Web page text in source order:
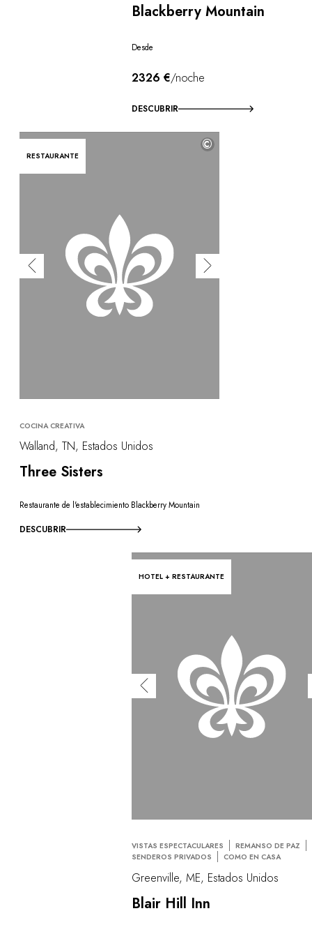
Blackberry Mountain
Desde
2326 €/noche
DESCUBRIR
RESTAURANTE
©
COCINA CREATIVA
Walland, TN, Estados Unidos
Three Sisters
Restaurante de l'establecimiento Blackberry Mountain
DESCUBRIR
HOTEL + RESTAURANTE
VISTAS ESPECTACULARES
REMANSO DE PAZ
SENDEROS PRIVADOS
COMO EN CASA
Greenville, ME, Estados Unidos
Blair Hill Inn